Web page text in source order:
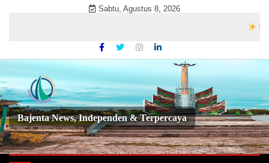
Sabtu, Agustus 8, 2026
Bajenta News, Independen & Terpercaya